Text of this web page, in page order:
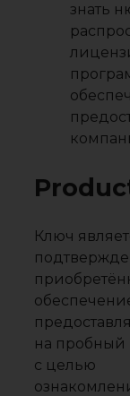
знать
Ключ
на пробный
с целью